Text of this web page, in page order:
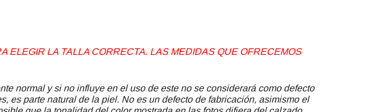
ELEGIR LA TALLA CORRECTA. LAS MEDIDAS QUE OFRECEMOS
normal y si no influye en el uso de este no se considerará como defecto
es parte natural de la piel. No es un defecto de fabricación, asimismo el